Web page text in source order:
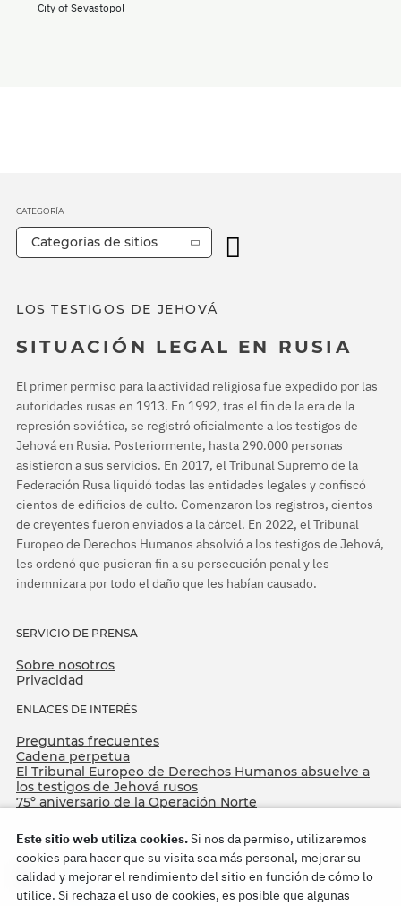
City of Sevastopol
LOS TESTIGOS DE JEHOVÁ
SITUACIÓN LEGAL EN RUSIA
El primer permiso para la actividad religiosa fue expedido por las
autoridades rusas en 1913. En 1992, tras el fin de la era de la
represión soviética, se registró oficialmente a los testigos de
Jehová en Rusia. Posteriormente, hasta 290.000 personas
asistieron a sus servicios. En 2017, el Tribunal Supremo de la
Federación Rusa liquidó todas las entidades legales y confiscó
cientos de edificios de culto. Comenzaron los registros, cientos
de creyentes fueron enviados a la cárcel. En 2022, el Tribunal
Europeo de Derechos Humanos absolvió a los testigos de Jehová,
les ordenó que pusieran fin a su persecución penal y les
indemnizara por todo el daño que les habían causado.
SERVICIO DE PRENSA
Sobre nosotros
Privacidad
ENLACES DE INTERÉS
Preguntas frecuentes
Cadena perpetua
El Tribunal Europeo de Derechos Humanos absuelve a
los testigos de Jehová rusos
75º aniversario de la Operación Norte
CATEGORÍA
Categorías de sitios
Este sitio web utiliza cookies.Si nos da permiso, utilizaremos
cookies para hacer que su visita sea más personal, mejorar su
calidad y mejorar el rendimiento del sitio en función de cómo lo
utilice. Si rechaza el uso de cookies, es posible que algunas